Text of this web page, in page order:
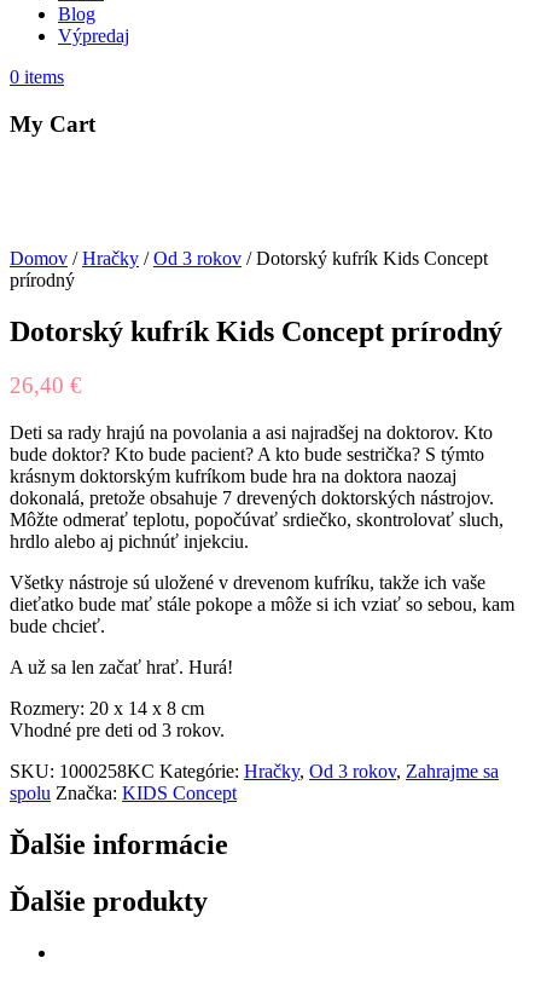
Blog
Výpredaj
0 items
My Cart
Domov /Hračky /Od 3 rokov / Dotorský kufrík Kids Concept
prírodný
Dotorský kufrík Kids Concept prírodný
26,40 €
Deti sa rady hrajú na povolania a asi najradšej na doktorov. Kto
bude doktor? Kto bude pacient? A kto bude sestrička? S týmto
krásnym doktorským kufríkom bude hra na doktora naozaj
dokonalá, pretože obsahuje 7 drevených doktorských nástrojov.
Môžte odmerať teplotu, popočúvať srdiečko, skontrolovať sluch,
hrdlo alebo aj pichnúť injekciu.
Všetky nástroje sú uložené v drevenom kufríku, takže ich vaše
dieťatko bude mať stále pokope a môže si ich vziať so sebou, kam
bude chcieť.
A už sa len začať hrať. Hurá!
Rozmery: 20 x 14 x 8 cm
Vhodné pre deti od 3 rokov.
SKU: 1000258KC Kategórie: Hračky, Od 3 rokov, Zahrajme sa
spolu Značka: KIDS Concept
Ďalšie informácie
Ďalšie produkty